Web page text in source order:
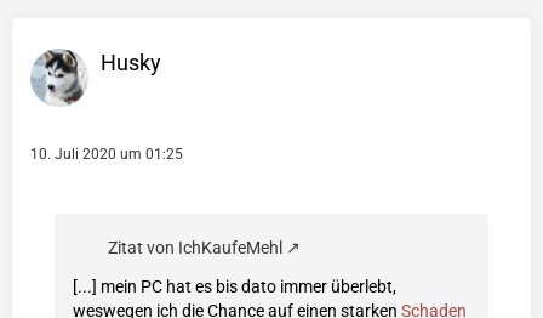
Husky
10. Juli 2020 um 01:25
Zitat von IchKaufeMehl
[...] mein PC hat es bis dato immer überlebt,
weswegen ich die Chance auf einen starken Schaden